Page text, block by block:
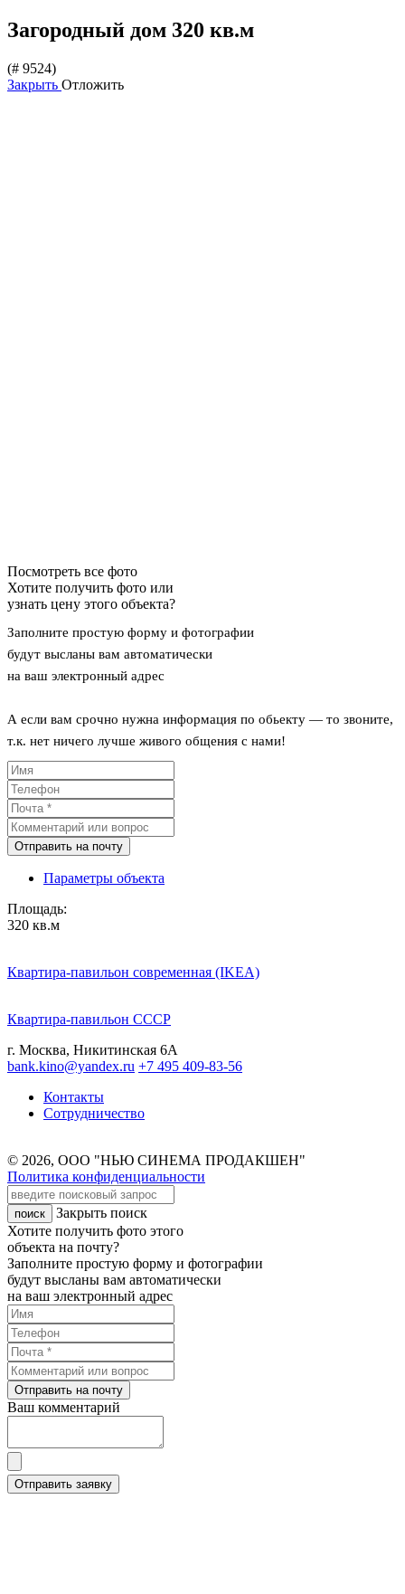
Загородный дом 320 кв.м
(# 9524)
Закрыть Отложить
Посмотреть все фото
Хотите получить фото или
узнать цену этого объекта?
Заполните простую форму и фотографии
будут высланы вам автоматически
на ваш электронный адрес
А если вам срочно нужна информация по обьекту — то звоните,
т.к. нет ничего лучше живого общения с нами!
Отправить на почту
Параметры объекта
Площадь:
320 кв.м
Квартира-павильон современная (IKEA)
Квартира-павильон СССР
г. Москва, Никитинская 6А
bank.kino@yandex.ru +7 495 409-83-56
Контакты
Сотрудничество
© 2026, ООО "НЬЮ СИНЕМА ПРОДАКШЕН"
Политика конфиденциальности
Закрыть поиск
Хотите получить фото этого
объекта на почту?
Заполните простую форму и фотографии
будут высланы вам автоматически
на ваш электронный адрес
Отправить на почту
Ваш комментарий